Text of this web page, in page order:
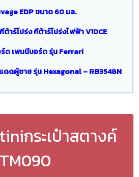
EDP ขนาด 60 มล.
าร์โปร่ง กีต้าร์โปร่งไฟฟ้า V1DCE
ร์ด เพนนีบอร์ด รุ่น Ferrari
ดผู้ชาย รุ่น Hexagonal – RB3548N
กระเป๋าสตางค์